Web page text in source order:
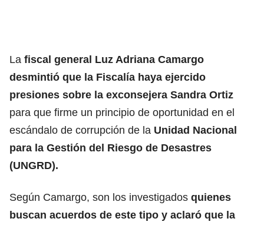
La fiscal general Luz Adriana Camargo
desmintió que la Fiscalía haya ejercido
presiones sobre la exconsejera Sandra Ortiz
para que firme un principio de oportunidad en el
escándalo de corrupción de la Unidad Nacional
para la Gestión del Riesgo de Desastres
(UNGRD).
Según Camargo, son los investigados quienes
buscan acuerdos de este tipo y aclaró que la